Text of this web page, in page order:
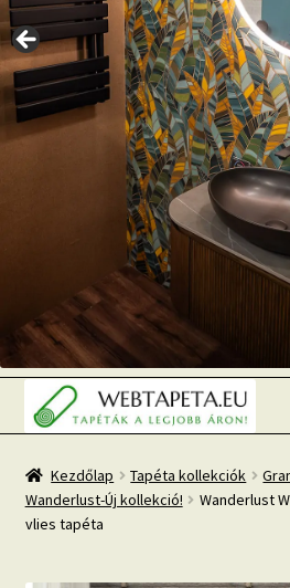
Ugrás
a
navigációhoz
Kilépés
a
tartalomba
Népszerű tapéták
Kezdőlap Tapéta kollekciók
Wanderlust-Új kollekció!
Wanderlust
vlies tapéta